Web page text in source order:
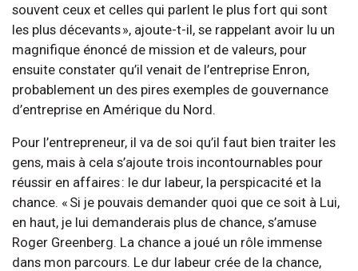
souvent ceux et celles qui parlent le plus fort qui sont
les plus décevants », ajoute-t-il, se rappelant avoir lu un
magnifique énoncé de mission et de valeurs, pour
ensuite constater qu’il venait de l’entreprise Enron,
probablement un des pires exemples de gouvernance
d’entreprise en Amérique du Nord.
Pour l’entrepreneur, il va de soi qu’il faut bien traiter les
gens, mais à cela s’ajoute trois incontournables pour
réussir en affaires : le dur labeur, la perspicacité et la
chance. « Si je pouvais demander quoi que ce soit à Lui,
en haut, je lui demanderais plus de chance, s’amuse
Roger Greenberg. La chance a joué un rôle immense
dans mon parcours. Le dur labeur crée de la chance,